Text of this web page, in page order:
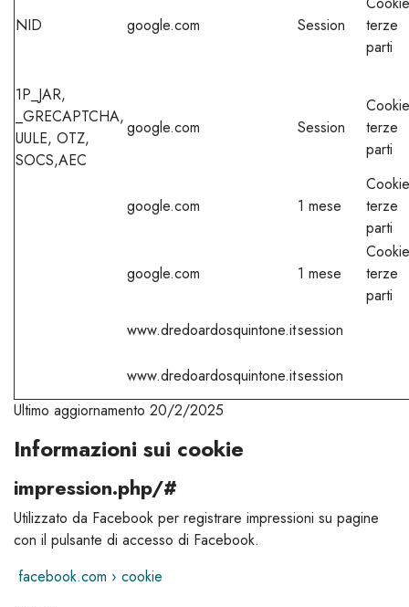
NID google.com Session
terze
parti
1P_JAR,
_GRECAPTCHA,
UULE, OTZ,
SOCS,AEC
google.com Session
Cookie
terze
parti
google.com 1 mese
Cookie
terze
parti
google.com 1 mese
Cookie
terze
parti
www.dredoardosquintone.itsession
www.dredoardosquintone.itsession
Ultimo aggiornamento 20/2/2025
Informazioni sui cookie
impression.php/#
Utilizzato da Facebook per registrare impressioni su pagine
con il pulsante di accesso di Facebook.
facebook.com › cookie